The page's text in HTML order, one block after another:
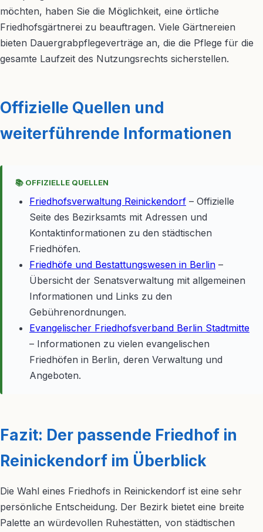
möchten, haben Sie die Möglichkeit, eine örtliche
Friedhofsgärtnerei zu beauftragen. Viele Gärtnereien
bieten Dauergrabpflegeverträge an, die die Pflege für die
gesamte Laufzeit des Nutzungsrechts sicherstellen.
Offizielle Quellen und
weiterführende Informationen
📚 OFFIZIELLE QUELLEN
Friedhofsverwaltung Reinickendorf – Offizielle
Seite des Bezirksamts mit Adressen und
Kontaktinformationen zu den städtischen
Friedhöfen.
Friedhöfe und Bestattungswesen in Berlin –
Übersicht der Senatsverwaltung mit allgemeinen
Informationen und Links zu den
Gebührenordnungen.
Evangelischer Friedhofsverband Berlin Stadtmitte
– Informationen zu vielen evangelischen
Friedhöfen in Berlin, deren Verwaltung und
Angeboten.
Fazit: Der passende Friedhof in
Reinickendorf im Überblick
Die Wahl eines Friedhofs in Reinickendorf ist eine sehr
persönliche Entscheidung. Der Bezirk bietet eine breite
Palette an würdevollen Ruhestätten, von städtischen